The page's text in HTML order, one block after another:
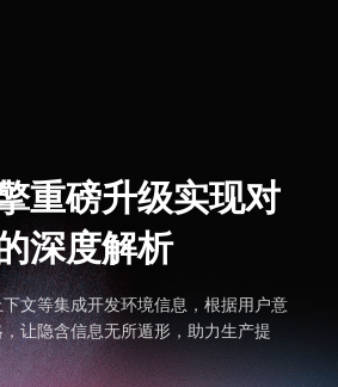
重磅升级实现对
深度解析
文等集成开发环境信息，根据用户意
让隐含信息无所遁形，助力生产提